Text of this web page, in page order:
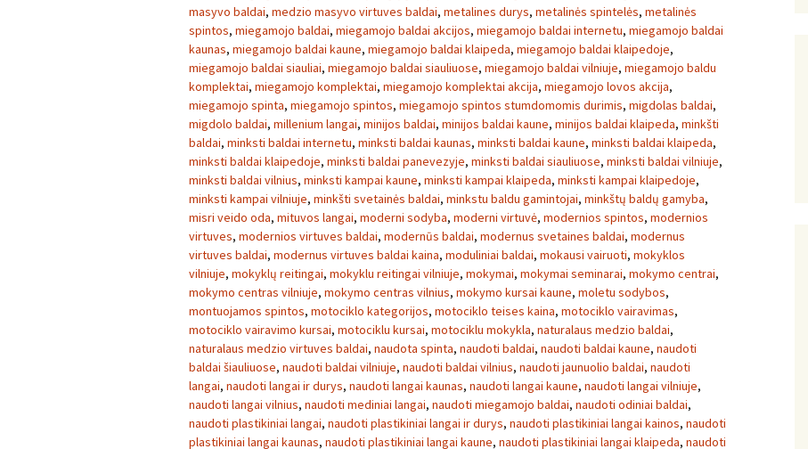
masyvo baldai, medzio masyvo virtuves baldai, metalines durys, metalinės spintelės, metalinės
spintos, miegamojo baldai, miegamojo baldai akcijos, miegamojo baldai internetu, miegamojo baldai
kaunas, miegamojo baldai kaune, miegamojo baldai klaipeda, miegamojo baldai klaipedoje,
miegamojo baldai siauliai, miegamojo baldai siauliuose, miegamojo baldai vilniuje, miegamojo baldu
komplektai, miegamojo komplektai, miegamojo komplektai akcija, miegamojo lovos akcija,
miegamojo spinta, miegamojo spintos, miegamojo spintos stumdomomis durimis, migdolas baldai,
migdolo baldai, millenium langai, minijos baldai, minijos baldai kaune, minijos baldai klaipeda, minkšti
baldai, minksti baldai internetu, minksti baldai kaunas, minksti baldai kaune, minksti baldai klaipeda,
minksti baldai klaipedoje, minksti baldai panevezyje, minksti baldai siauliuose, minksti baldai vilniuje,
minksti baldai vilnius, minksti kampai kaune, minksti kampai klaipeda, minksti kampai klaipedoje,
minksti kampai vilniuje, minkšti svetainės baldai, minkstu baldu gamintojai, minkštų baldų gamyba,
misri veido oda, mituvos langai, moderni sodyba, moderni virtuvė, modernios spintos, modernios
virtuves, modernios virtuves baldai, modernūs baldai, modernus svetaines baldai, modernus
virtuves baldai, modernus virtuves baldai kaina, moduliniai baldai, mokausi vairuoti, mokyklos
vilniuje, mokyklų reitingai, mokyklu reitingai vilniuje, mokymai, mokymai seminarai, mokymo centrai,
mokymo centras vilniuje, mokymo centras vilnius, mokymo kursai kaune, moletu sodybos,
montuojamos spintos, motociklo kategorijos, motociklo teises kaina, motociklo vairavimas,
motociklo vairavimo kursai, motociklu kursai, motociklu mokykla, naturalaus medzio baldai,
naturalaus medzio virtuves baldai, naudota spinta, naudoti baldai, naudoti baldai kaune, naudoti
baldai šiauliuose, naudoti baldai vilniuje, naudoti baldai vilnius, naudoti jaunuolio baldai, naudoti
langai, naudoti langai ir durys, naudoti langai kaunas, naudoti langai kaune, naudoti langai vilniuje,
naudoti langai vilnius, naudoti mediniai langai, naudoti miegamojo baldai, naudoti odiniai baldai,
naudoti plastikiniai langai, naudoti plastikiniai langai ir durys, naudoti plastikiniai langai kainos, naudoti
plastikiniai langai kaunas, naudoti plastikiniai langai kaune, naudoti plastikiniai langai klaipeda, naudoti